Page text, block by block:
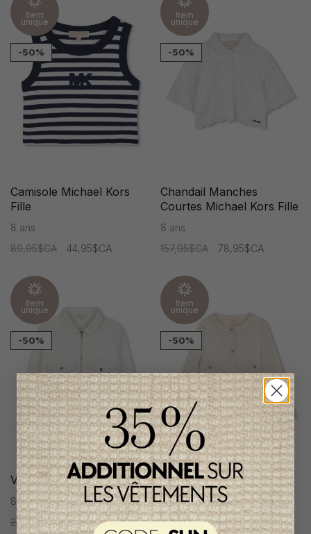
Item
unique
-50%
Camisole Michael Kors
Fille
8 ans
89,95$CA
44,95$CA
Item
unique
-50%
Chandail Manches
Courtes Michael Kors Fille
8 ans
157,95$CA
78,95$CA
Item
unique
-50%
Veste Michael Kors Fille
8 ans
256,95$CA
128,95$CA
Item
unique
-50%
Veste Michael Kors Fille
8 ans
241,95$CA
120,95$CA